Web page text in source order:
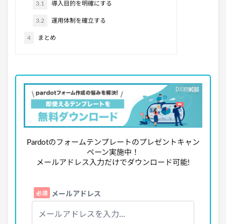
3.1 導入目的を明確にする
3.2 運用体制を確立する
4 まとめ
Pardotのフォームテンプレートのプレゼントキャン
ペーン実施中！
メールアドレス入力だけでダウンロード可能!